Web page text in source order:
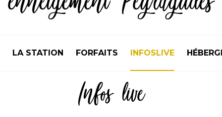
LA STATION FORFAITS INFOSLIVE
Infos live